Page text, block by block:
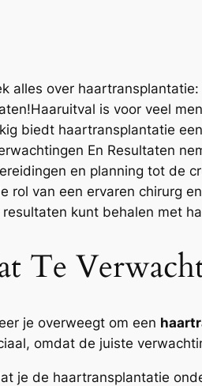
alles over
is voor veel
biedt haartransplantatie
En Resultaten
en planning tot de
rol van een ervaren chirurg
kunt behalen met
Te
je overweegt om een
omdat de juiste
je de haartransplantatie